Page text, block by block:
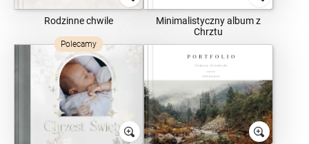
Rodzinne chwile
Minimalistyczny album z
Chrztu
Polecamy